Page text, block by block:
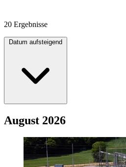
20 Ergebnisse
August 2026